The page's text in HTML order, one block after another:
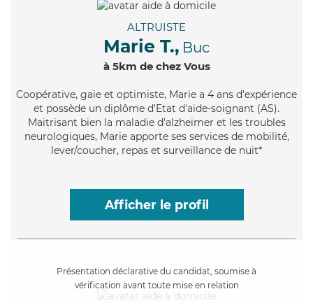
ALTRUISTE
Marie T., Buc
à 5km de chez Vous
Coopérative, gaie et optimiste, Marie a 4 ans d'expérience
et possède un diplôme d'Etat d'aide-soignant (AS).
Maitrisant bien la maladie d'alzheimer et les troubles
neurologiques, Marie apporte ses services de mobilité,
lever/coucher, repas et surveillance de nuit*
Afficher le profil
Présentation déclarative du candidat, soumise à
vérification avant toute mise en relation